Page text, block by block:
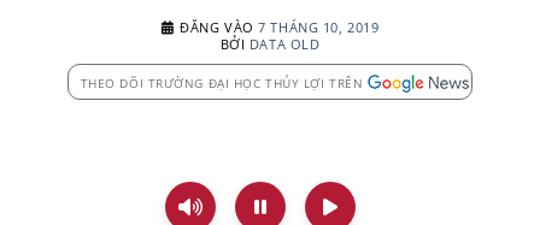
ĐĂNG VÀO7 THÁNG 10, 2019
BỞI DATA OLD
THEO DÕI TRƯỜNG ĐẠI HỌC THỦY LỢI TRÊN